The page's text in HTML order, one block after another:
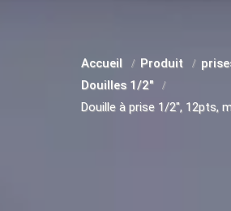
Accueil Produit
Douilles 1/2"
Douille à prise 1/2", 12pts,